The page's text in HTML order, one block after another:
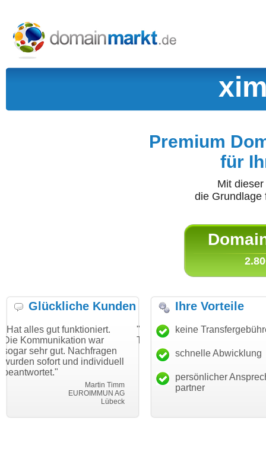
Premium
für
Mit
die
Glückliche Kunden
war
Nachfragen
und individuell
"Danke für den schnellen
Transfer und guten Service!"
Thomas Schäfer
i can eckert communication GmbH
"Ich bin
haben. Die
mein
Ihre Vorteile
keine
schnelle Abwicklung
persönlicher
partner